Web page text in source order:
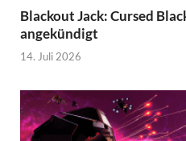
Blackout Jack: Cursed
angekündigt
14. Juli 2026